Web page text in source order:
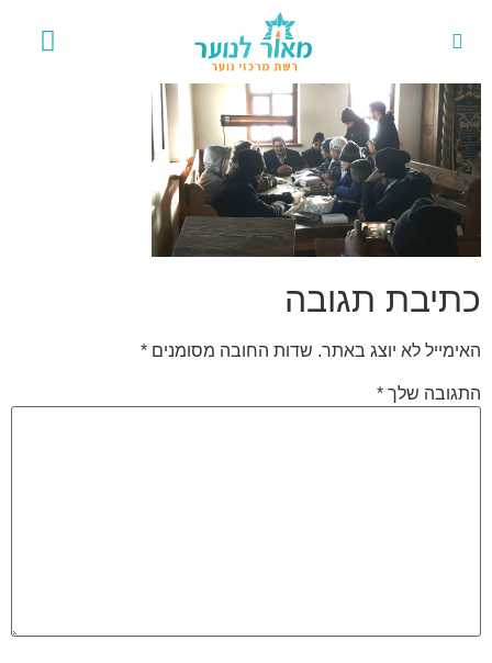
כתיבת תגובה
האימייל לא יוצג באתר. שדות החובה מסומנים *
התגובה שלך *